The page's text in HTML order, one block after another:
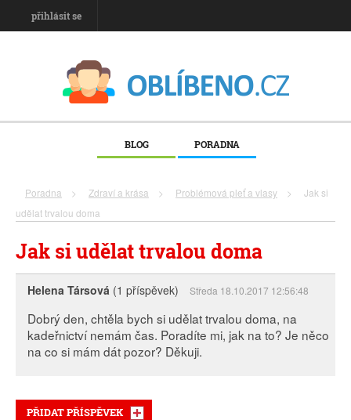
přihlásit se
BLOG PORADNA
Poradna > Zdraví a krása > Problémová pleť a vlasy >
Jak si
udělat trvalou doma
Jak si udělat trvalou doma
Helena Társová (1 příspěvek) Středa 18.10.2017 12:56:48
Dobrý den, chtěla bych si udělat trvalou doma, na
kadeřnictví nemám čas. Poradíte mi, jak na to? Je něco
na co si mám dát pozor? Děkuji.
PŘIDAT PŘÍSPĚVEK